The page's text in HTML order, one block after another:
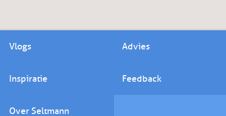
Vlogs Advies
Inspiratie Feedback
Over Seltmann